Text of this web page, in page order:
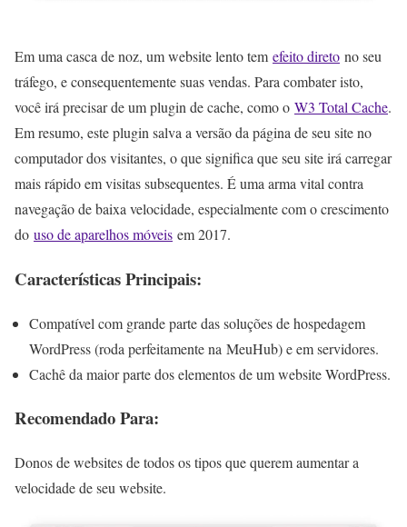
Em uma casca de noz, um website lento tem efeito direto no seu
tráfego, e consequentemente suas vendas. Para combater isto,
você irá precisar de um plugin de cache, como o W3 Total Cache.
Em resumo, este plugin salva a versão da página de seu site no
computador dos visitantes, o que significa que seu site irá carregar
mais rápido em visitas subsequentes. É uma arma vital contra
navegação de baixa velocidade, especialmente com o crescimento
do uso de aparelhos móveis em 2017.
Características Principais:
Compatível com grande parte das soluções de hospedagem
WordPress (roda perfeitamente na MeuHub) e em servidores.
Cachê da maior parte dos elementos de um website WordPress.
Recomendado Para:
Donos de websites de todos os tipos que querem aumentar a
velocidade de seu website.